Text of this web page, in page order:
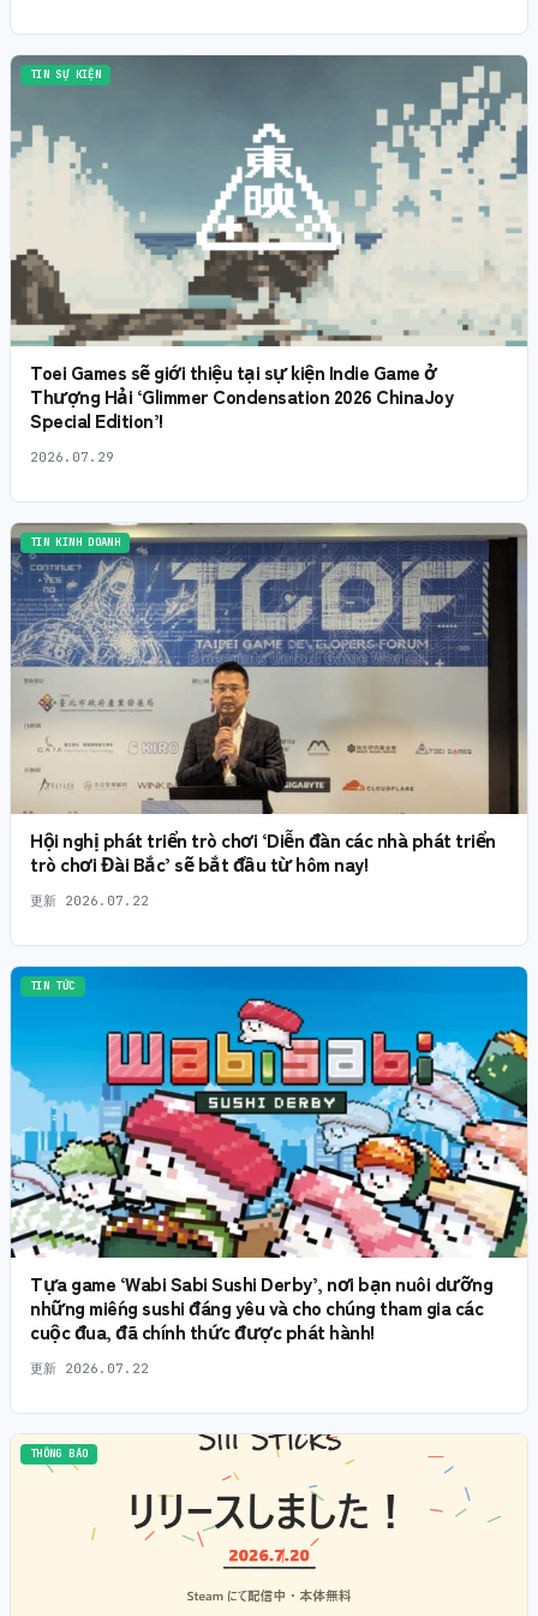
TIN SỰ KIỆN
Toei Games sẽ giới thiệu tại sự kiện Indie Game ở
Thượng Hải ‘Glimmer Condensation 2026 ChinaJoy
Special Edition’!
2026.07.29
TIN KINH DOANH
Hội nghị phát triển trò chơi ‘Diễn đàn các nhà phát triển
trò chơi Đài Bắc’ sẽ bắt đầu từ hôm nay!
更新 2026.07.22
TIN TỨC
Tựa game ‘Wabi Sabi Sushi Derby’, nơi bạn nuôi dưỡng
những miếng sushi đáng yêu và cho chúng tham gia các
cuộc đua, đã chính thức được phát hành!
更新 2026.07.22
THÔNG BÁO